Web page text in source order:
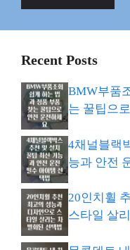
Recent Posts
BMW부품
는 꿀팁으
4채널블랙
능과 안전
20인치휠
스타일 살